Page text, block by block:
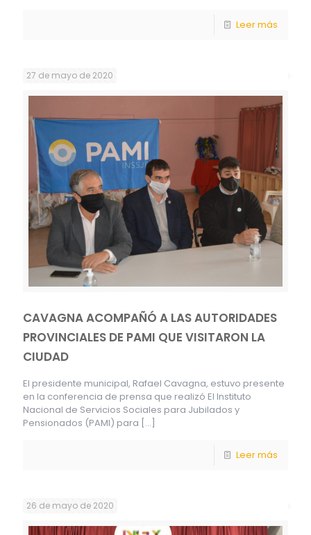
Leer más
27 de mayo de 2020
CAVAGNA ACOMPAÑÓ A LAS AUTORIDADES
PROVINCIALES DE PAMI QUE VISITARON LA
CIUDAD
El presidente municipal, Rafael Cavagna, estuvo presente
en la conferencia de prensa que realizó El Instituto
Nacional de Servicios Sociales para Jubilados y
Pensionados (PAMI) para […]
Leer más
26 de mayo de 2020